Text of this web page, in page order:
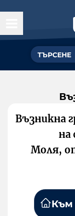
Възникна
на
Моля,
Към